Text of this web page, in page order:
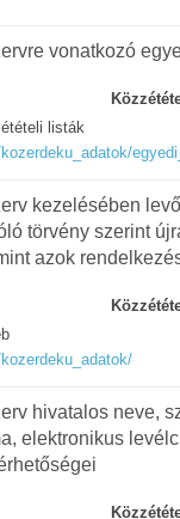
vonatkozó
listák
kezelésében
törvény szerint
azok
hivatalos neve,
elektronikus